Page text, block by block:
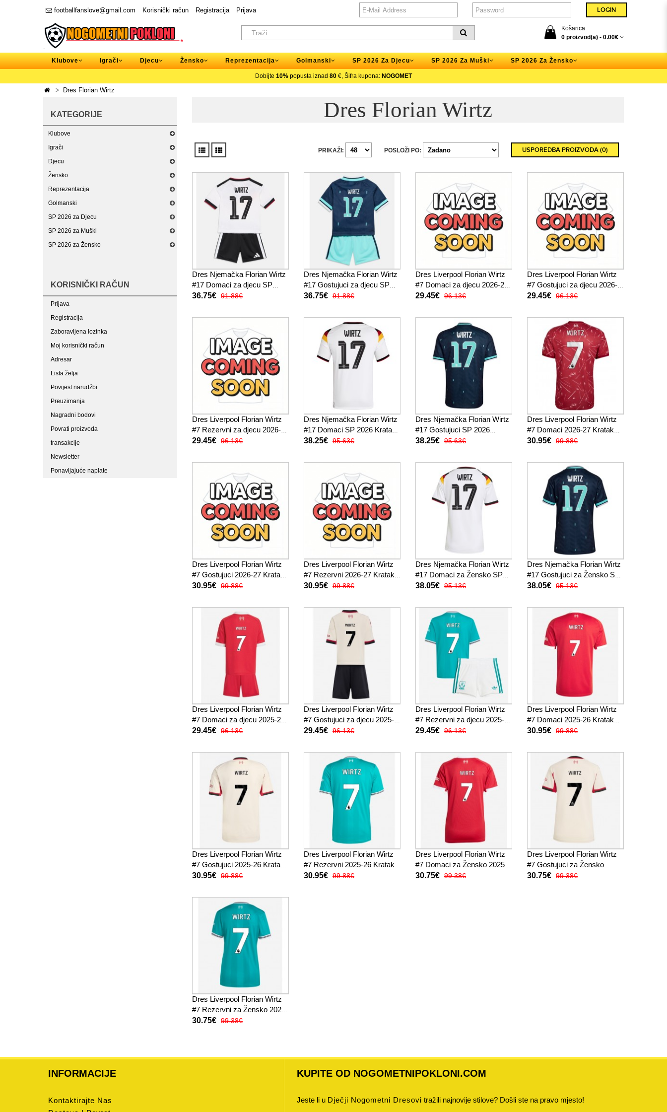
footballfanslove@gmail.com Korisnički račun Registracija Prijava
Košarica
0 proizvod(a) - 0.00€
Klubove Igrači Djecu Žensko Reprezentacija Golmanski SP 2026 Za Djecu SP 2026 Za Muški SP 2026 Za Žensko
Dobijte 10% popusta iznad 80 €, Šifra kupona: NOGOMET
Dres Florian Wirtz
KATEGORIJE
Klubove
Igrači
Djecu
Žensko
Reprezentacija
Golmanski
SP 2026 za Djecu
SP 2026 za Muški
SP 2026 za Žensko
KORISNIČKI RAČUN
Prijava
Registracija
Zaboravljena lozinka
Moj korisnički račun
Adresar
Lista želja
Povijest narudžbi
Preuzimanja
Nagradni bodovi
Povrati proizvoda
transakcije
Newsletter
Ponavljajuće naplate
Dres Florian Wirtz
USPOREDBA PROIZVODA (0)
POSLOŽI PO:
PRIKAŽI:
Dres Njemačka Florian Wirtz
#17 Domaci za djecu SP
2026 Kratak Rukav (+ kratke
36.75€ 91.88€
Dres Njemačka Florian Wirtz
#17 Gostujuci za djecu SP
2026 Kratak Rukav (+ kratke
36.75€ 91.88€
Dres Liverpool Florian Wirtz
#7 Domaci za djecu 2026-27
Kratak Rukav (+ kratke
29.45€ 96.13€
Dres Liverpool Florian Wirtz
#7 Gostujuci za djecu 2026-
27 Kratak Rukav (+ kratke
29.45€ 96.13€
Dres Liverpool Florian Wirtz
#7 Rezervni za djecu 2026-27
Kratak Rukav (+ kratke
29.45€ 96.13€
Dres Njemačka Florian Wirtz
#17 Domaci SP 2026 Kratak
Rukav
38.25€ 95.63€
Dres Njemačka Florian Wirtz
#17 Gostujuci SP 2026
Kratak Rukav
38.25€ 95.63€
Dres Liverpool Florian Wirtz
#7 Domaci 2026-27 Kratak
Rukav
30.95€ 99.88€
Dres Liverpool Florian Wirtz
#7 Gostujuci 2026-27 Kratak
Rukav
30.95€ 99.88€
Dres Liverpool Florian Wirtz
#7 Rezervni 2026-27 Kratak
Rukav
30.95€ 99.88€
Dres Njemačka Florian Wirtz
#17 Domaci za Žensko SP
2026 Kratak Rukav
38.05€ 95.13€
Dres Njemačka Florian Wirtz
#17 Gostujuci za Žensko SP
2026 Kratak Rukav
38.05€ 95.13€
Dres Liverpool Florian Wirtz
#7 Domaci za djecu 2025-26
Kratak Rukav (+ kratke
29.45€ 96.13€
Dres Liverpool Florian Wirtz
#7 Gostujuci za djecu 2025-
26 Kratak Rukav (+ kratke
29.45€ 96.13€
Dres Liverpool Florian Wirtz
#7 Rezervni za djecu 2025-26
Kratak Rukav (+ kratke
29.45€ 96.13€
Dres Liverpool Florian Wirtz
#7 Domaci 2025-26 Kratak
Rukav
30.95€ 99.88€
Dres Liverpool Florian Wirtz
#7 Gostujuci 2025-26 Kratak
Rukav
30.95€ 99.88€
Dres Liverpool Florian Wirtz
#7 Rezervni 2025-26 Kratak
Rukav
30.95€ 99.88€
Dres Liverpool Florian Wirtz
#7 Domaci za Žensko 2025-
26 Kratak Rukav
30.75€ 99.38€
Dres Liverpool Florian Wirtz
#7 Gostujuci za Žensko
2025-26 Kratak Rukav
30.75€ 99.38€
Dres Liverpool Florian Wirtz
#7 Rezervni za Žensko 2025-
26 Kratak Rukav
30.75€ 99.38€
INFORMACIJE
Kontaktirajte Nas
KUPITE OD NOGOMETNIPOKLONI.COM
Jeste li u Dječji Nogometni Dresovi tražili najnovije stilove? Došli ste na pravo mjesto!